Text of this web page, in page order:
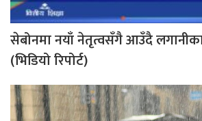
सेबोनमा नयाँ नेतृत्वसँगै आउँदै
(भिडियो रिपोर्ट)